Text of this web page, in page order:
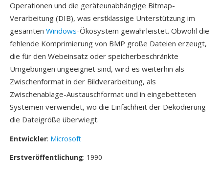
Operationen und die geräteunabhängige Bitmap-
Verarbeitung (DIB), was erstklassige Unterstützung im
gesamten Windows-Ökosystem gewährleistet. Obwohl die
fehlende Komprimierung von BMP große Dateien erzeugt,
die für den Webeinsatz oder speicherbeschränkte
Umgebungen ungeeignet sind, wird es weiterhin als
Zwischenformat in der Bildverarbeitung, als
Zwischenablage-Austauschformat und in eingebetteten
Systemen verwendet, wo die Einfachheit der Dekodierung
die Dateigröße überwiegt.
Entwickler: Microsoft
Erstveröffentlichung: 1990